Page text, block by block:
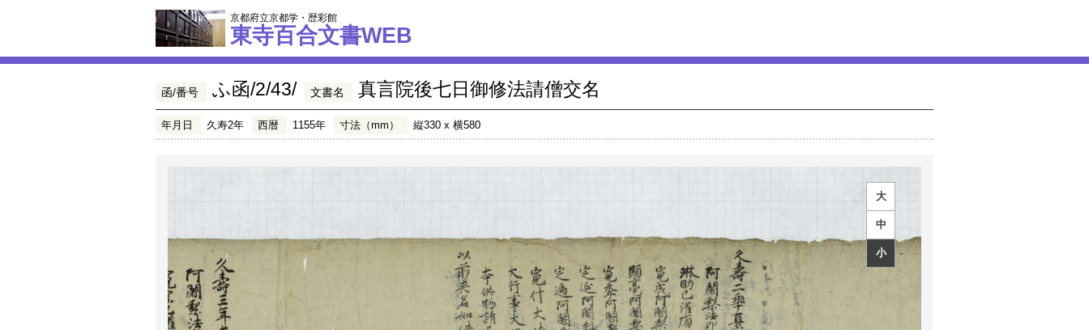
京都府立京都学・歴彩館
東寺百合文書WEB
函/番号 ふ函/2/43/ 文書名 真言院後七日御修法請僧交名
年月日 久寿2年 西暦 1155年 寸法（mm） 縦330 x 横580
大
中
小